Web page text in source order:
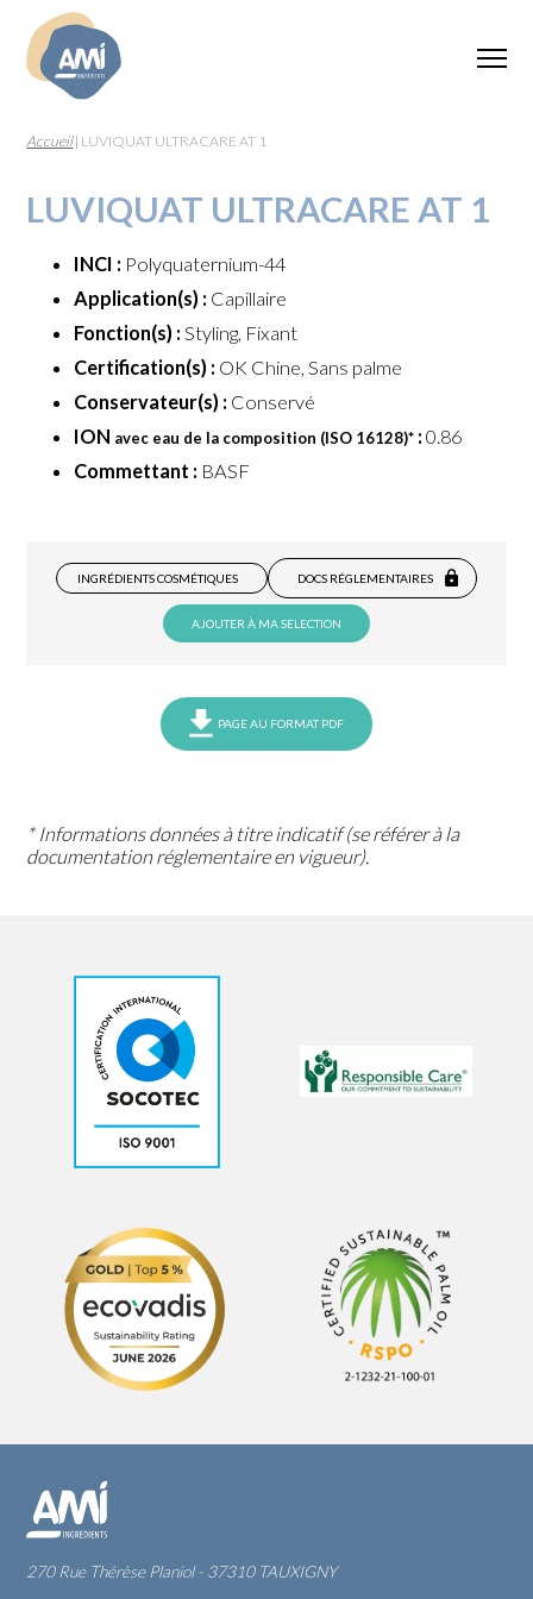
Accueil| LUVIQUAT ULTRACARE AT 1
LUVIQUAT ULTRACARE AT 1
INCI : Polyquaternium-44
Application(s) : Capillaire
Fonction(s) : Styling, Fixant
Certification(s) : OK Chine, Sans palme
Conservateur(s) : Conservé
ION avec eau de la composition (ISO 16128)* : 0.86
Commettant : BASF
INGRÉDIENTS COSMÉTIQUES DOCS RÉGLEMENTAIRES
AJOUTER À MA SELECTION
PAGE AU FORMAT PDF
* Informations données à titre indicatif (se référer à la
documentation réglementaire en vigueur).
270 Rue Thérèse Planiol - 37310 TAUXIGNY